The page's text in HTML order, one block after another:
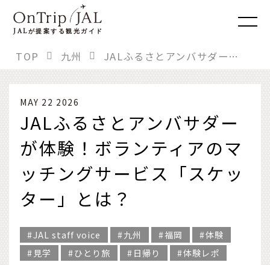
JALが提案する観光ガイド
TOP 九州 JALふるさとアンバサダーが体験！ボランティアのマッチングサービス「スケッター」とは？
MAY 22 2026
JALふるさとアンバサダー
が体験！ボランティアのマ
ッチングサービス「スケッ
ター」とは？
JAL staff voice 九州 福岡
体験
見学
ひとり旅 日帰り 体験レポ